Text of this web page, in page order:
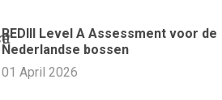
REDIII Level A Assessment voor de
Nederlandse bossen
01 April 2026